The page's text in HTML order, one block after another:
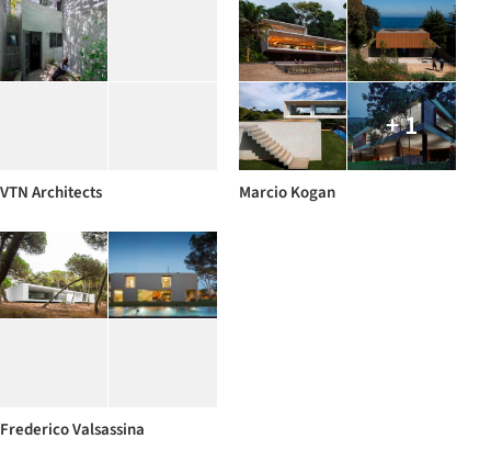
VTN Architects
+ 1
Marcio Kogan
Frederico Valsassina